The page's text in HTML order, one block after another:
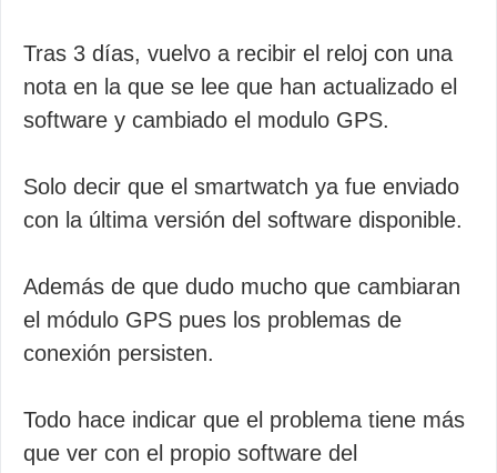
Tras 3 días, vuelvo a recibir el reloj con una
nota en la que se lee que han actualizado el
software y cambiado el modulo GPS.
Solo decir que el smartwatch ya fue enviado
con la última versión del software disponible.
Además de que dudo mucho que cambiaran
el módulo GPS pues los problemas de
conexión persisten.
Todo hace indicar que el problema tiene más
que ver con el propio software del